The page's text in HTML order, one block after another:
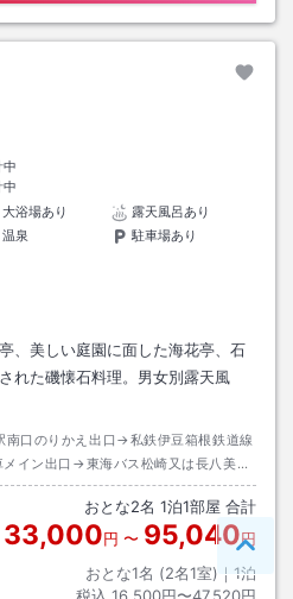
中
中
大浴場あり
露天風呂あり
温泉
駐車場あり
、美しい庭園に面した海花亭、石
れた磯懐石料理。男女別露天風
南口のりかえ出口→私鉄伊豆箱根鉄道線
イン出口→東海バス松崎又は長八美術
歩約２分
おとな2名 1泊1部屋 合計
33,000円 〜 95,040円
おとな1名 (2名1室)｜ 1泊
税込 16,500円〜47,520円
ペー